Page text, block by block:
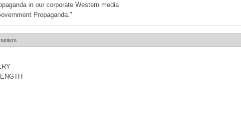
in our corporate Western media
Propaganda."